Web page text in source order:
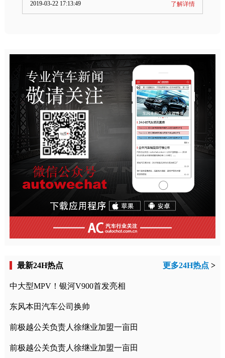
2019-03-22 17:13:49 了解详情
最新24H热点 更多24H热点 >
中大型MPV！银河V900首发亮相
东风本田汽车公司换帅
前极越公关负责人徐继业加盟一亩田
前极越公关负责人徐继业加盟一亩田